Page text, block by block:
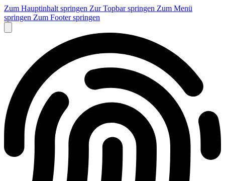
Zum Hauptinhalt springen Zur Topbar springen Zum Menü
springen Zum Footer springen